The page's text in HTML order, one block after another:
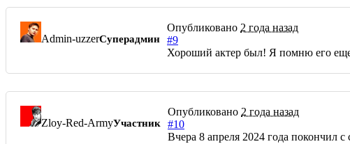
Admin-uzzerСуперадмин
Опубликовано 2 года назад
#9
Хороший актер был! Я помню его
Zloy-Red-ArmyУчастник
Опубликовано 2 года назад
#10
Вчера 8 апреля 2024 года покончил